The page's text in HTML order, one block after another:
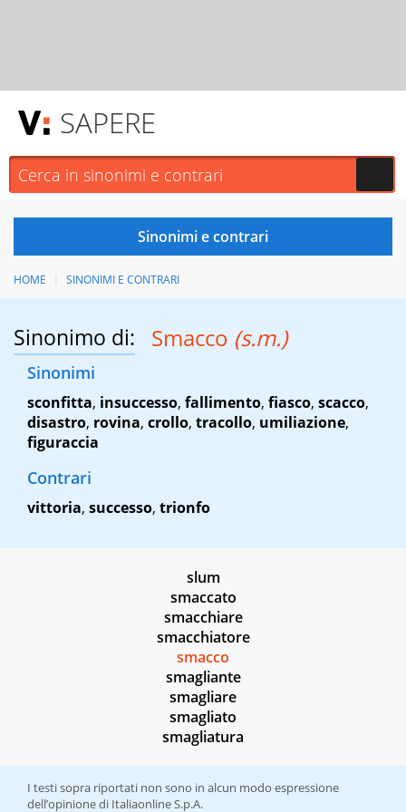
SAPERE
HOME SINONIMI E CONTRARI
Sinonimo di: Smacco (s.m.)
Sinonimi
sconfitta, insuccesso, fallimento, fiasco, scacco,
disastro, rovina, crollo, tracollo, umiliazione,
figuraccia
Contrari
vittoria, successo, trionfo
slum
smaccato
smacchiare
smacchiatore
smacco
smagliante
smagliare
smagliato
smagliatura
I testi sopra riportati non sono in alcun modo espressione
dell’opinione di Italiaonline S.p.A.